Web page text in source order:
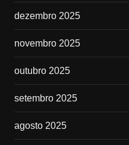
dezembro 2025
novembro 2025
outubro 2025
setembro 2025
agosto 2025